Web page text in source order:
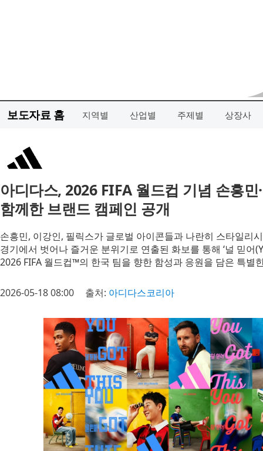
보도자료 홈 지역별 산업별 주제별 상장사
아디다스, 2026 FIFA 월드컵 기념 손흥
함께한 브랜드 캠페인 공개
손흥민, 이강인, 필릭스가 글로벌 아이콘들과 나란히 스타일리
경기에서 벗어나 즐거운 분위기로 연출된 화보를 통해 ‘널 믿어
2026 FIFA 월드컵™의 한국 팀을 향한 함성과 응원을 담은 특별한
2026-05-18 08:00 출처: 아디다스코리아